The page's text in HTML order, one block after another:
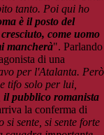
tanto. Poi qui ho
è il posto del
come uomo
mancherà". Parlando
di una
per l'Atalanta. Però
tifo solo per lui,
il pubblico romanista
la conferma di
si sente, si sente forte